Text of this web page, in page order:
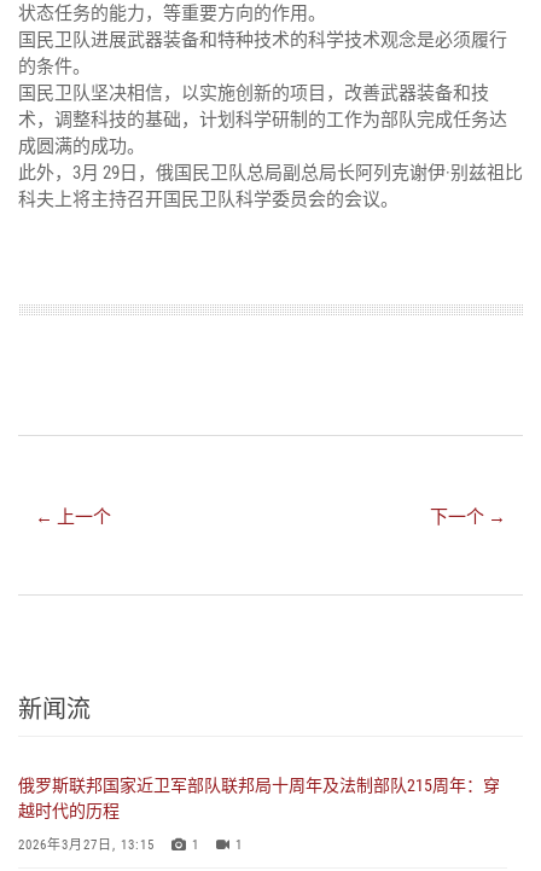
状态任务的能力，等重要方向的作用。
国民卫队进展武器装备和特种技术的科学技术观念是必须履行
的条件。
国民卫队坚决相信，以实施创新的项目，改善武器装备和技
术，调整科技的基础，计划科学研制的工作为部队完成任务达
成圆满的成功。
此外，3月 29日，俄国民卫队总局副总局长阿列克谢伊·别兹祖比
科夫上将主持召开国民卫队科学委员会的会议。
← 上一个 下一个 →
新闻流
俄罗斯联邦国家近卫军部队联邦局十周年及法制部队215周年：穿
越时代的历程
2026年3月27日, 13:15 1 1